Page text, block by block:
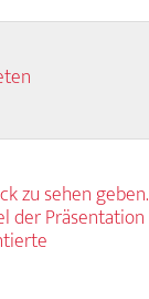
zu sehen geben.
der Präsentation